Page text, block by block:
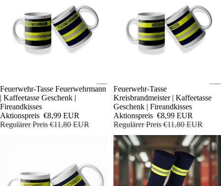
Sale
Feuerwehr-Tasse Feuerwehrmann
| Kaffeetasse Geschenk |
Fireandkisses
Aktionspreis €8,99 EUR
Regulärer Preis€11,80 EUR
Sale
Feuerwehr-Tasse
Kreisbrandmeister | Kaffeetasse
Geschenk | Fireandkisses
Aktionspreis €8,99 EUR
Regulärer Preis€11,80 EUR